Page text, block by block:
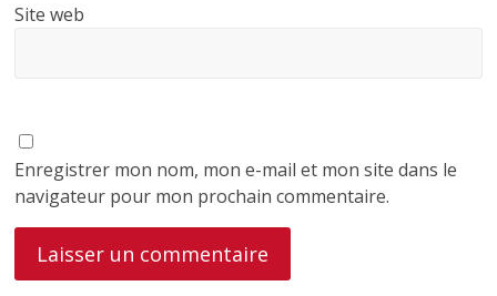
Site web
Enregistrer mon nom, mon e-mail et mon site dans le
navigateur pour mon prochain commentaire.